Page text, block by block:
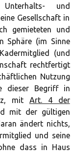
Unterhalts- und
Gesellschaft in
gemieteten und
Sphäre (im Sinne
(und
rechtfertigt
Nutzung
dieser Begriff in
mit Art. 4 der
mit der gültigen
ändert nichts,
und seine
dass in Haus